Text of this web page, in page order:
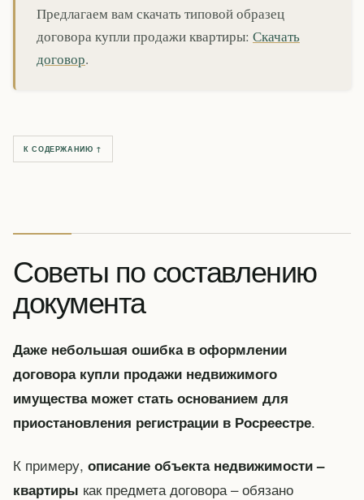
Предлагаем вам скачать типовой образец
договора купли продажи квартиры: Скачать
договор.
К СОДЕРЖАНИЮ ↑
Советы по составлению
документа
Даже небольшая ошибка в оформлении
договора купли продажи недвижимого
имущества может стать основанием для
приостановления регистрации в Росреестре.
К примеру, описание объекта недвижимости –
квартиры как предмета договора – обязано